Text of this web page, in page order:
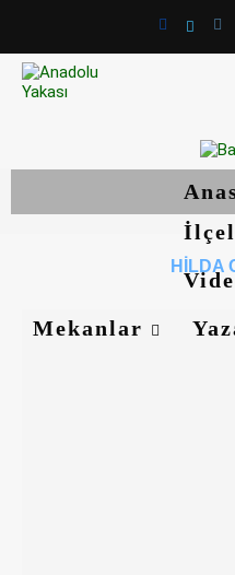
Mekanlar
HILDA